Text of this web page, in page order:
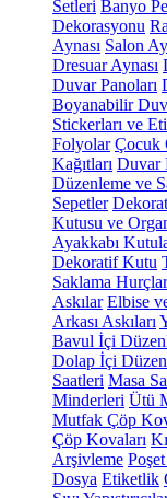
Setleri Banyo
Dekorasyonu
Aynası Salon
Dresuar Aynası
Duvar Panoları
Boyanabilir
Stickerları ve
Folyolar Çocuk
Kağıtları Duvar
Düzenleme ve
Sepetler
Kutusu ve
Ayakkabı
Dekoratif Kutu
Saklama
Askılar Elbise
Arkası Askıları
Bavul İçi
Dolap İçi
Saatleri Masa
Minderleri Ütü
Mutfak Çöp
Çöp Kovaları
Arşivleme
Dosya Etiketlik